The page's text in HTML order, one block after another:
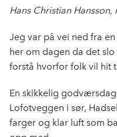
Hans Christian
Jeg var på vei ned fra
her om dagen da det
forstå hvorfor folk vil hit
En skikkelig
Lofotveggen i sør,
farger og klar luft som